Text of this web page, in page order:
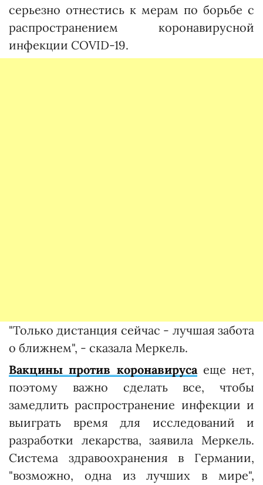
серьезно отнестись к мерам по борьбе с
распространением коронавирусной
инфекции COVID-19.
"Только дистанция сейчас - лучшая забота
о ближнем", - сказала Меркель.
Вакцины против коронавирусаеще нет,
поэтому важно сделать все, чтобы
замедлить распространение инфекции и
выиграть время для исследований и
разработки лекарства, заявила Меркель.
Система здравоохранения в Германии,
"возможно, одна из лучших в мире",